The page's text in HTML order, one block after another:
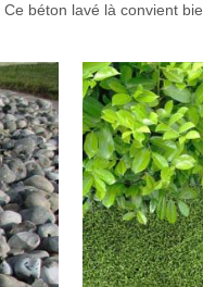
béton lavé là convient